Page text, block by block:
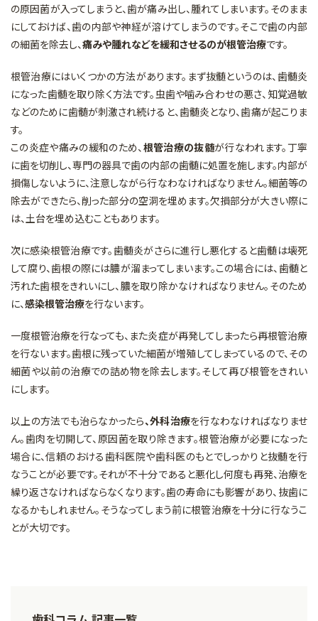
の原因菌が入ってしまうと、歯が痛み出し、腫れてしまいます。そのまま
にしておけば、歯の内部や神経が溶けてしまうのです。そこで歯の内部
の細菌を除去し、痛みや腫れなどを緩和させるのが根管治療です。
根管治療にはいくつかの方法があります。まず抜髄というのは、歯髄炎
になった歯髄を取り除く方法です。虫歯や噛み合わせの悪さ、知覚過敏
などのために歯髄が刺激され続けると、歯髄炎となり、歯痛が起こりま
す。
この炎症や痛みの緩和のため、 根管治療の抜髄が行なわれます。丁寧
に歯を切削し、専門の器具で歯の内部の歯髄に処置を施します。内部が
損傷しないように、注意しながら行なわなければなりません。細菌等の
除去ができたら、削った部分の空洞を埋めます。欠損部分が大きい際に
は、土台を埋め込むこともあります。
次に感染根管治療です。歯髄炎がさらに進行し悪化すると歯髄は壊死
して腐り、歯根の際には膿が溜まってしまいます。この場合には、歯髄と
汚れた歯根をきれいにし、膿を取り除かなければなりません。そのため
に、感染根管治療を行ないます。
一度根管治療を行なっても、また炎症が再発してしまったら再根管治療
を行ないます。歯根に残っていた細菌が増殖してしまっているので、その
細菌や以前の治療での詰め物を除去します。そして再び根管をきれい
にします。
以上の方法でも治らなかったら、外科治療を行なわなければなりませ
ん。歯肉を切開して、原因菌を取り除きます。根管治療が必要になった
場合に、信頼のおける歯科医院や歯科医のもとでしっかりと抜髄を行
なうことが必要です。それが不十分であると悪化し何度も再発、治療を
繰り返さなければならなくなります。歯の寿命にも影響があり、抜歯に
なるかもしれません。そうなってしまう前に根管治療を十分に行なうこ
とが大切です。